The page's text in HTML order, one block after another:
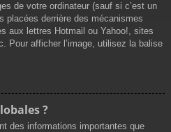
de votre ordinateur (sauf si c’est un
placées derrière des mécanismes
aux lettres Hotmail ou Yahoo!, sites
Pour afficher l’image, utilisez la balise
?
des informations importantes que